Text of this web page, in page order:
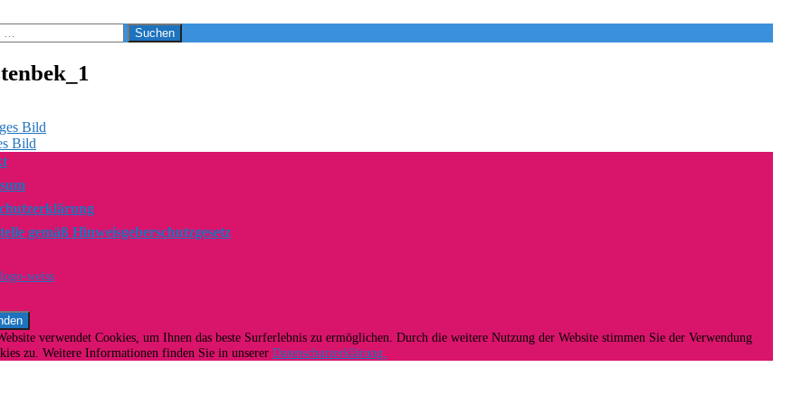
Bild
Bild
gemäß Hinweisgeberschutzgesetz
verwendet Cookies, um Ihnen das beste Surferlebnis zu ermöglichen. Durch die weitere Nutzung der Website stimmen Sie der Verwendung
zu. Weitere Informationen finden Sie in unserer Datenschutzerklärung.